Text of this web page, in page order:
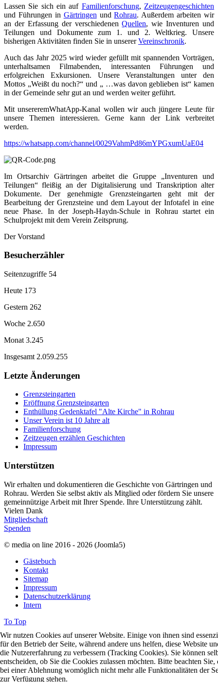
Lassen Sie sich ein auf Familienforschung, Zeitzeugengeschichten
und Führungen in Gärtringen undRohrau. Außerdem arbeiten wir
an der Erfassung der verschiedenenQuellen, wie Inventuren und
Teilungen und Dokumente zum 1. und 2. Weltkrieg. Unsere
bisherigen Aktivitäten finden Sie in unsererVereinschronik.
Auch das Jahr 2025 wird wieder gefüllt mit spannenden Vorträgen,
unterhaltsamen Filmabenden, interessanten Führungen und
erfolgreichen Exkursionen. Unsere Veranstaltungen unter den
Mottos „Weißt du noch?“ und „ …was davon geblieben ist“ kamen
in der Gemeinde sehr gut an und werden weiter geführt.
Mit unsereremWhatApp-Kanal wollen wir auch jüngere Leute für
unsere Themen interessieren. Gerne kann der Link verbreitet
werden.
https://whatsapp.com/channel/0029VahmPd86mYPGxumUaE04
Im Ortsarchiv Gärtringen arbeitet die Gruppe „Inventuren und
Teilungen“ fleißig an der Digitalisierung und Transkription alter
Dokumente. Der genehmigte Grenzsteingarten geht mit der
Bearbeitung der Grenzsteine und dem Layout der Infotafel in eine
neue Phase. In der Joseph-Haydn-Schule in Rohrau startet ein
Schulprojekt mit dem Verein Zeitsprung.
Der Vorstand
Besucherzähler
Seitenzugriffe 54
Heute 173
Gestern 262
Woche 2.650
Monat 3.245
Insgesamt 2.059.255
Letzte Änderungen
Grenzsteingarten
Eröffnung Grenzsteingarten
Enthüllung Gedenktafel "Alte Kirche" in Rohrau
Unser Verein ist 10 Jahre alt
Familienforschung
Zeitzeugen erzählen Geschichten
Impressum
Unterstützen
Wir erhalten und dokumentieren die Geschichte von Gärtringen und
Rohrau. Werden Sie selbst aktiv als Mitglied oder fördern Sie unsere
gemeinnützige Arbeit mit Ihrer Spende. Ihre Unterstützung zählt.
Vielen Dank
Mitgliedschaft
Spenden
© media on line 2016 - 2026 (Joomla5)
Gästebuch
Kontakt
Sitemap
Impressum
Datenschutzerklärung
Intern
To Top
Wir nutzen Cookies auf unserer Website. Einige von ihnen sind
für den Betrieb der Seite, während andere uns helfen, diese Website
die Nutzererfahrung zu verbessern (Tracking Cookies). Sie können
entscheiden, ob Sie die Cookies zulassen möchten. Bitte beachten Sie,
bei einer Ablehnung womöglich nicht mehr alle Funktionalitäten der
zur Verfügung stehen.